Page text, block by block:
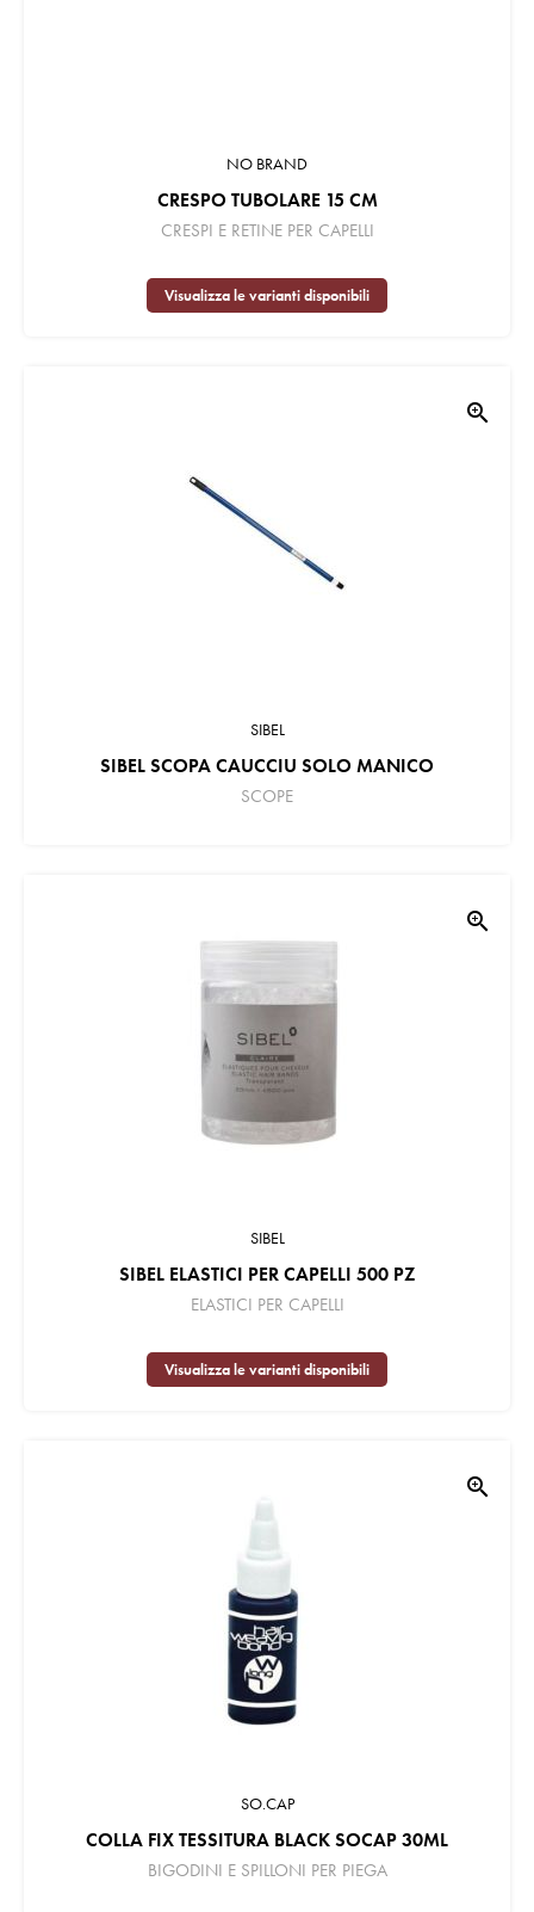
NO BRAND
CRESPO TUBOLARE 15 CM
CRESPI E RETINE PER CAPELLI
Visualizza le varianti disponibili
zoom_in
SIBEL
SIBEL SCOPA CAUCCIU SOLO MANICO
SCOPE
zoom_in
SIBEL
SIBEL ELASTICI PER CAPELLI 500 PZ
ELASTICI PER CAPELLI
Visualizza le varianti disponibili
zoom_in
SO.CAP
COLLA FIX TESSITURA BLACK SOCAP 30ML
BIGODINI E SPILLONI PER PIEGA